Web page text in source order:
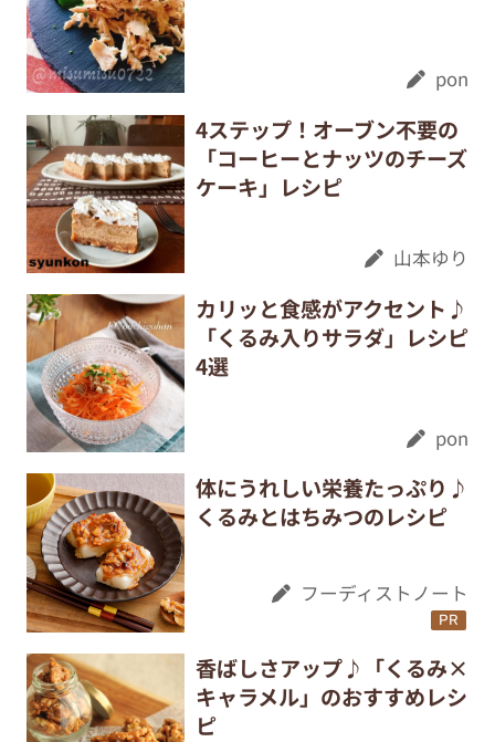
pon
4ステップ！オーブン不要の
「コーヒーとナッツのチーズ
ケーキ」レシピ
山本ゆり
カリッと食感がアクセント♪
「くるみ入りサラダ」レシピ
4選
pon
体にうれしい栄養たっぷり♪
くるみとはちみつのレシピ
フーディストノート
PR
香ばしさアップ♪「くるみ×
キャラメル」のおすすめレシ
ピ